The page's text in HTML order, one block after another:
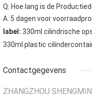
Q: Hoe lang is de
A: 5 dagen voor
label: 330ml cilindrische
330ml plastic
Contactgegevens
ZHANGZHOU